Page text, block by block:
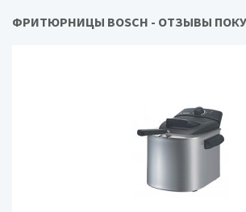
ФРИТЮРНИЦЫ BOSCH - ОТЗЫВЫ